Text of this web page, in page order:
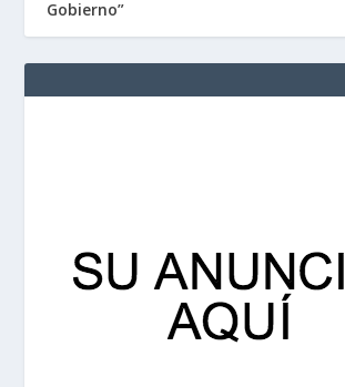
Gobierno”